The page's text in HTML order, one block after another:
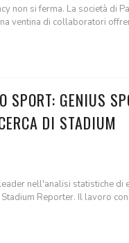
non si ferma. La società di
ventina di collaboratori
SPORT: GENIUS
DI STADIUM
nell'analisi statistiche di
Reporter. Il lavoro